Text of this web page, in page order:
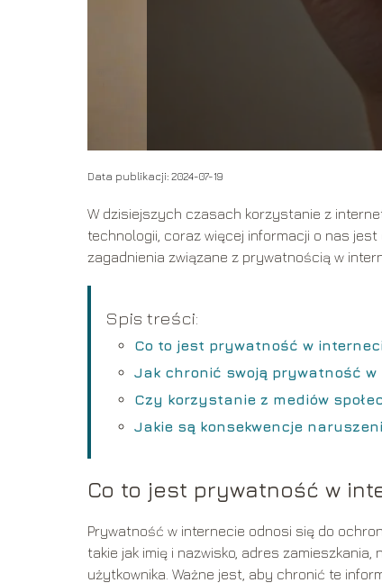
Data publikacji: 2024-07-19
W dzisiejszych czasach korzystanie z
technologii, coraz więcej informacji o nas
zagadnienia związane z prywatnością w
Spis treści:
Co to jest prywatność w
Jak chronić swoją prywatność w
Czy korzystanie z mediów
Jakie są konsekwencje
Co to jest prywatność w
Prywatność w internecie odnosi się do
takie jak imię i nazwisko, adres
użytkownika. Ważne jest, aby chronić te